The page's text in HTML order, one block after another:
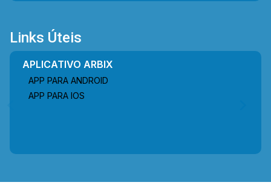
Links Úteis
APLICATIVO ARBIX
APP PARA ANDROID
APP PARA IOS